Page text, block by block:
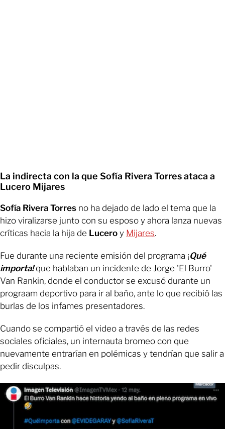
La indirecta con la que Sofía Rivera Torres ataca a
Lucero Mijares
Sofía Rivera Torres no ha dejado de lado el tema que la
hizo viralizarse junto con su esposo y ahora lanza nuevas
críticas hacia la hija de Lucero y Mijares.
Fue durante una reciente emisión del programa ¡Qué
importa!que hablaban un incidente de Jorge 'El Burro'
Van Rankin, donde el conductor se excusó durante un
prograam deportivo para ir al baño, ante lo que recibió las
burlas de los infames presentadores.
Cuando se compartió el video a través de las redes
sociales oficiales, un internauta bromeo con que
nuevamente entrarían en polémicas y tendrían que salir a
pedir disculpas.